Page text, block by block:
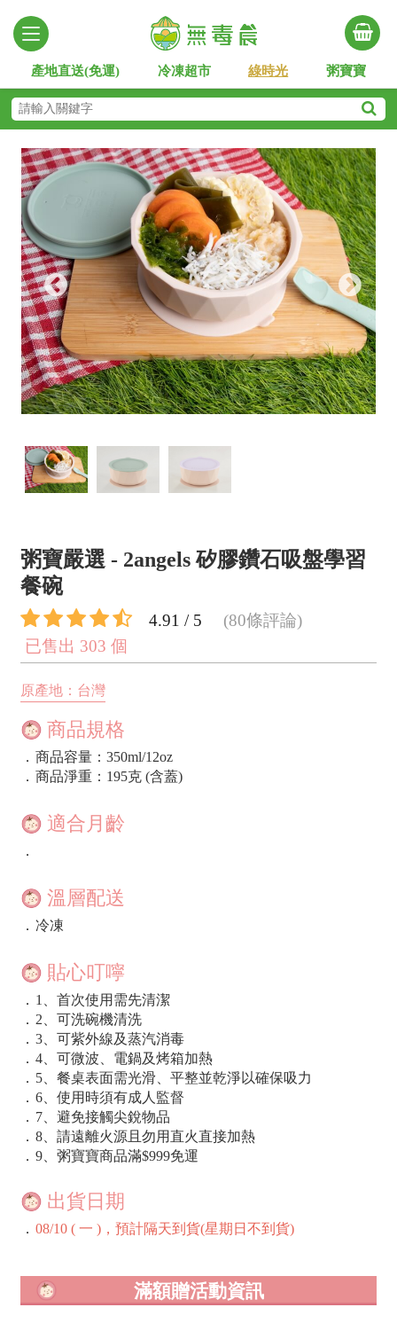
產地直送(免運) 冷凍超市 綠時光 粥寶寶
粥寶嚴選 - 2angels 矽膠鑽石吸盤學習
餐碗
4.91 / 5
(80條評論)
已售出 303 個
原產地：台灣
商品規格
． 商品容量：350ml/12oz
． 商品淨重：195克 (含蓋)
適合月齡
．
溫層配送
． 冷凍
貼心叮嚀
． 1、首次使用需先清潔
． 2、可洗碗機清洗
． 3、可紫外線及蒸汽消毒
． 4、可微波、電鍋及烤箱加熱
． 5、餐桌表面需光滑、平整並乾淨以確保吸力
． 6、使用時須有成人監督
． 7、避免接觸尖銳物品
． 8、請遠離火源且勿用直火直接加熱
． 9、粥寶寶商品滿$999免運
出貨日期
． 08/10 ( 一 )，預計隔天到貨(星期日不到貨)
滿額贈活動資訊